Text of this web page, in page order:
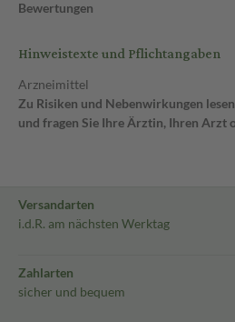
Bewertungen
Hinweistexte und Pflichtangaben
Arzneimittel
Zu Risiken und Nebenwirkungen
und fragen Sie Ihre Ärztin, Ihren Arzt
Versandarten
i.d.R. am nächsten Werktag
Zahlarten
sicher und bequem